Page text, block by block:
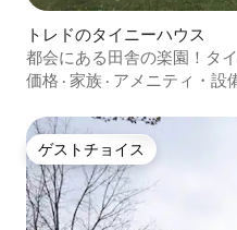
トレドのタイニーハウス
都会にある田舎の楽園！タ
ー
価格 · 家族 · アメニティ・設
ゲストチョイス
ゲストチョイス